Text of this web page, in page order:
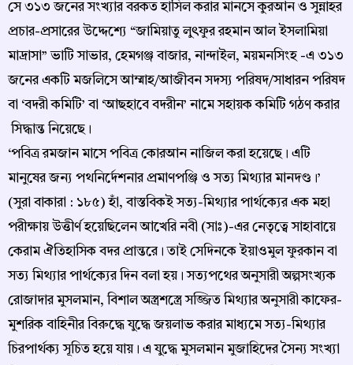
সে ৩১৩ জনের সংখ্যার বরকত হাসিল করার মানসে কুরআন ও সুন্নাহর
প্রচার-প্রসারের উদ্দেশ্যে “জামিয়াতু লুৎফুর রহমান আল ইসলামিয়া
মাদ্রাসা” ভাটি সাভার, হেমগঞ্জ বাজার, নান্দাইল, ময়মনসিংহ -এ ৩১৩
জনের একটি মজলিসে আম্মাহ/আজীবন সদস্য পরিষদ/সাধারন পরিষদ
বা ‘বদরী কমিটি’ বা ‘আছহাবে বদরীন’ নামে সহায়ক কমিটি গঠণ করার
সিদ্ধান্ত নিয়েছে।
‘পবিত্র রমজান মাসে পবিত্র কোরআন নাজিল করা হয়েছে। এটি
মানুষের জন্য পথনির্দেশনার প্রমাণপঞ্জি ও সত্য মিথ্যার মানদণ্ড।’
(সুরা বাকারা : ১৮৫) হাঁ, বাস্তবিকই সত্য-মিথ্যার পার্থক্যের এক মহা
পরীক্ষায় উত্তীর্ণ হয়েছিলেন আখেরি নবী (সাঃ)-এর নেতৃত্বে সাহাবায়ে
কেরাম ঐতিহাসিক বদর প্রান্তরে। তাই সেদিনকে ইয়াওমুল ফুরকান বা
সত্য মিথ্যার পার্থক্যের দিন বলা হয়। সত্যপথের অনুসারী অল্পসংখ্যক
রোজাদার মুসলমান, বিশাল অস্ত্রশস্ত্রে সজ্জিত মিথ্যার অনুসারী কাফের-
মুশরিক বাহিনীর বিরুদ্ধে যুদ্ধে জয়লাভ করার মাধ্যমে সত্য-মিথ্যার
চিরপার্থক্য সূচিত হয়ে যায়। এ যুদ্ধে মুসলমান মুজাহিদের সৈন্য সংখ্যা